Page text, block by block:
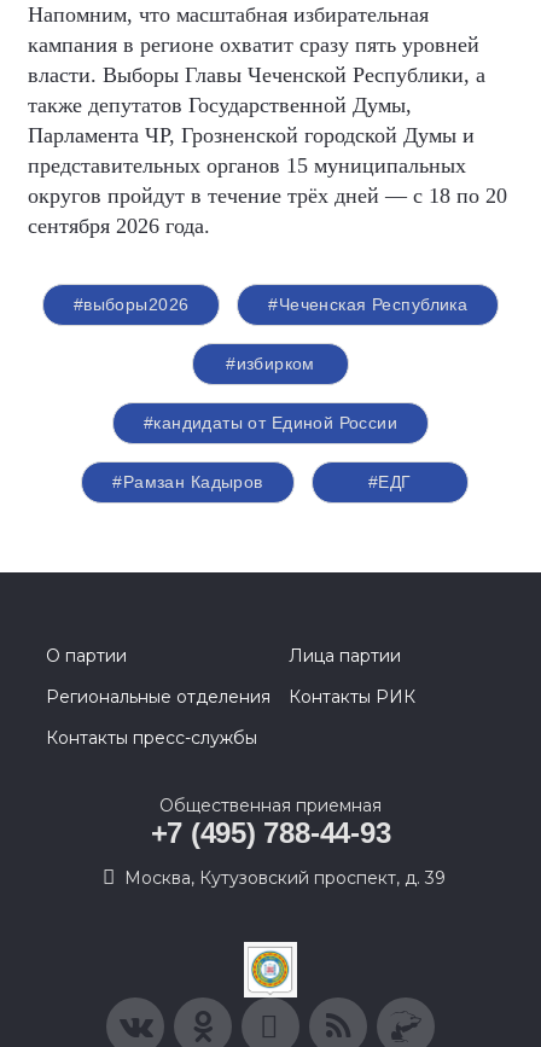
Напомним, что масштабная избирательная
кампания в регионе охватит сразу пять уровней
власти. Выборы Главы Чеченской Республики, а
также депутатов Государственной Думы,
Парламента ЧР, Грозненской городской Думы и
представительных органов 15 муниципальных
округов пройдут в течение трёх дней — с 18 по 20
сентября 2026 года.
#выборы2026 #Чеченская Республика
#избирком
#кандидаты от Единой России
#Рамзан Кадыров #ЕДГ
О партии
Лица партии
Региональные отделения
Контакты РИК
Контакты пресс-службы
Общественная приемная
+7 (495) 788-44-93
Москва, Кутузовский проспект, д. 39